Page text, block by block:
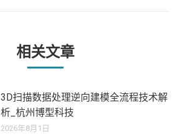
相关文章
3D扫描数据处理逆向建模全流程技术解
析_杭州博型科技
2026年8月1日